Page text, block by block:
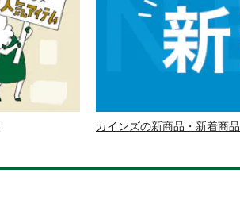
カインズの新商品・新着商品